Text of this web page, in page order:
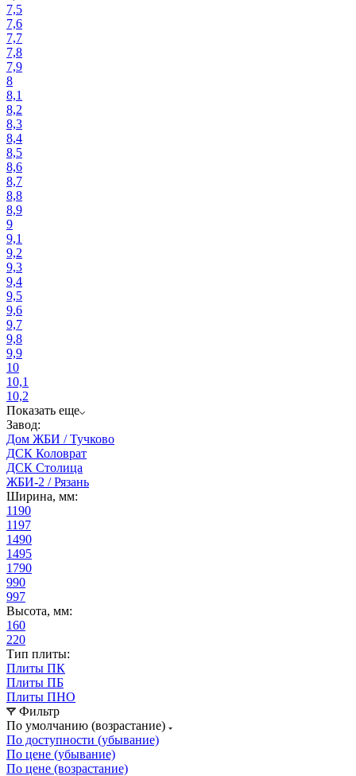
7,5
7,6
7,7
7,8
7,9
8
8,1
8,2
8,3
8,4
8,5
8,6
8,7
8,8
8,9
9
9,1
9,2
9,3
9,4
9,5
9,6
9,7
9,8
9,9
10
10,1
10,2
Показать еще
Завод:
Дом ЖБИ / Тучково
ДСК Коловрат
ДСК Столица
ЖБИ-2 / Рязань
Ширина, мм:
1190
1197
1490
1495
1790
990
997
Высота, мм:
160
220
Тип плиты:
Плиты ПК
Плиты ПБ
Плиты ПНО
Фильтр
По умолчанию (возрастание)
По доступности (убывание)
По цене (убывание)
По цене (возрастание)